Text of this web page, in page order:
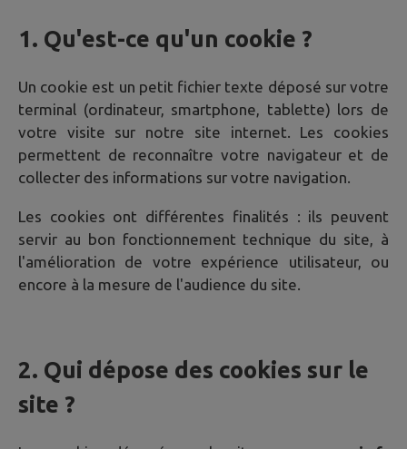
1. Qu'est-ce qu'un cookie ?
Un cookie est un petit fichier texte déposé sur votre
terminal (ordinateur, smartphone, tablette) lors de
votre visite sur notre site internet. Les cookies
permettent de reconnaître votre navigateur et de
collecter des informations sur votre navigation.
Les cookies ont différentes finalités : ils peuvent
servir au bon fonctionnement technique du site, à
l'amélioration de votre expérience utilisateur, ou
encore à la mesure de l'audience du site.
2. Qui dépose des cookies sur le
site ?